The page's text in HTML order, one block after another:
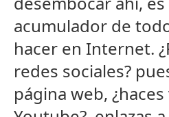
acumulador de
hacer en Internet.
redes sociales?
página web,